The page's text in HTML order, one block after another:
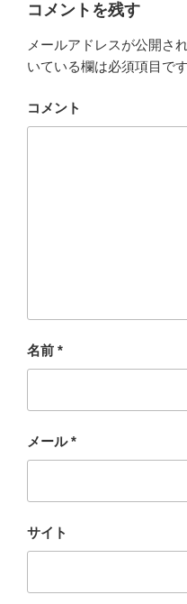
コメントを残す
メールアドレスが公開さ
いている欄は必須項目です
コメント
名前 *
メール*
サイト